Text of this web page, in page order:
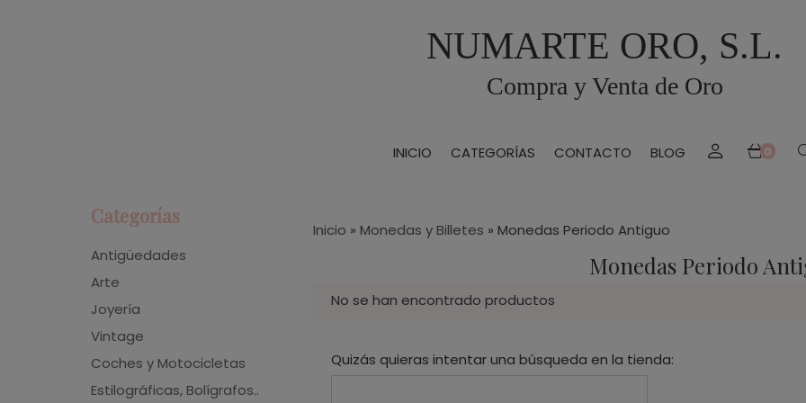
NUMARTE ORO, S.L.
Compra y Venta de Oro
INICIO CATEGORÍAS CONTACTO BLOG 0
Categorías
Antigüedades
Arte
Joyería
Vintage
Coches y Motocicletas
Estilográficas, Bolígrafos..
Inicio » Monedas y Billetes » Monedas Periodo Antiguo
Monedas Periodo
No se han encontrado productos
Quizás quieras intentar una búsqueda en la tienda: